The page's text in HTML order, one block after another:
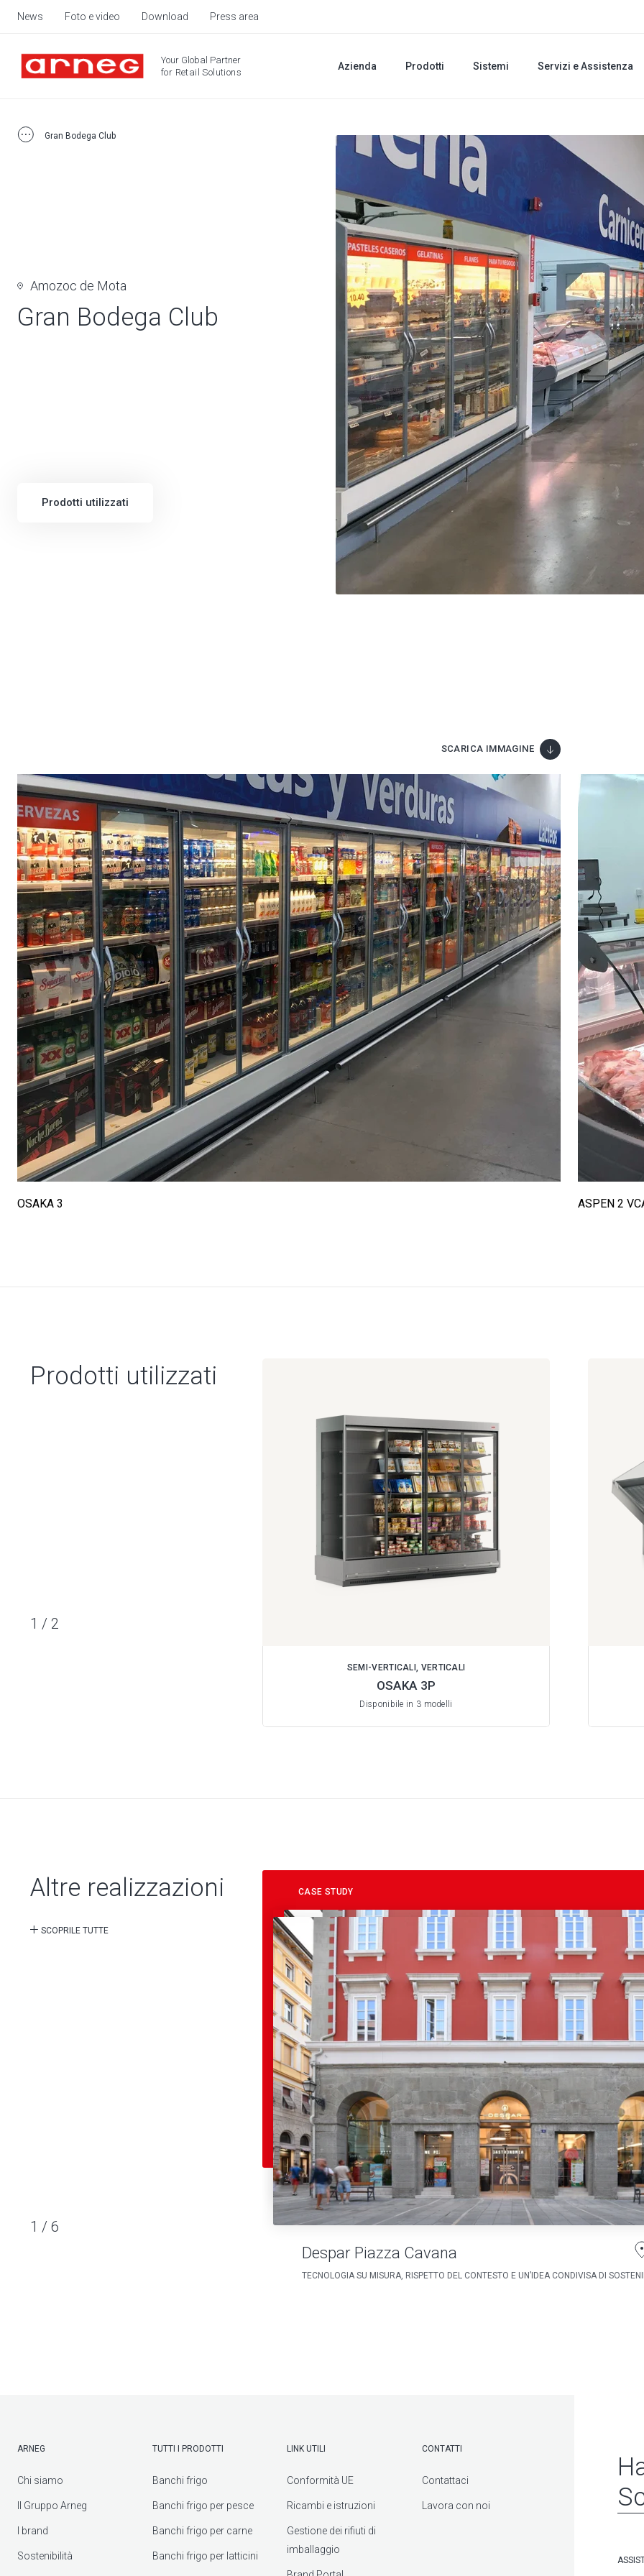
News Foto e video Download Press area
Your Global Partner
for Retail Solutions
Azienda Prodotti Sistemi Servizi e Assistenza
Gran Bodega Club
Amozoc de Mota
Gran Bodega Club
Prodotti utilizzati
SCARICA IMMAGINE
OSAKA 3 ASPEN 2
Prodotti utilizzati
1 / 2
SEMI-VERTICALI, VERTICALI
OSAKA 3P
Disponibile in 3 modelli
Altre realizzazioni
SCOPRILE TUTTE
1 / 6
CASE STUDY
Despar Piazza Cavana
TECNOLOGIA SU MISURA, RISPETTO DEL CONTESTO E UN’IDEA CONDIVISA DI
ARNEG
Chi siamo
Il Gruppo Arneg
I brand
Sostenibilità
TUTTI I PRODOTTI
Banchi frigo
Banchi frigo per pesce
Banchi frigo per carne
Banchi frigo per latticini
LINK UTILI
Conformità UE
Ricambi e istruzioni
Gestione dei rifiuti di
imballaggio
CONTATTI
Contattaci
Lavora con noi